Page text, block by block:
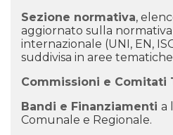
Sezione normativa,
aggiornato sulla
internazionale (UNI, EN,
suddivisa in aree
Commissioni e Comitati
Bandi e Finanziamenti a
Comunale e Regionale.